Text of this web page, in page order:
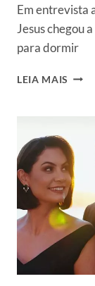
Em entrevista
Jesus chegou
para dormir
LEIA MAIS
E
DO
USO
DE
DE
“NÃO